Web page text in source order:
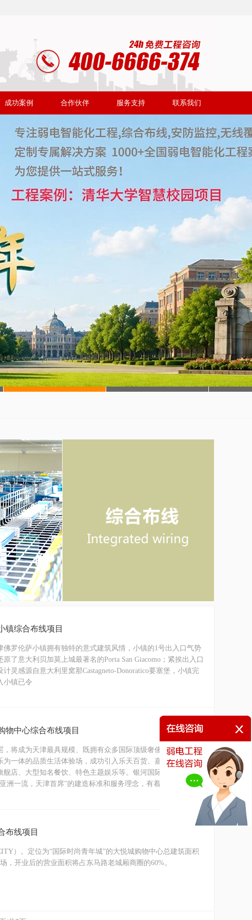
成功案例 合作伙伴 服务支持 联系我们
镇综合布线项目
罗伦萨小镇拥有独特的意式建筑风情，小镇的1号出入口气势
了意大利贝加莫上城最著名的Porta San Giacomo；紧挨出入口
灵感源自意大利里窝那Castagneto-Donoratico要塞堡，小镇完
小镇已令
物中心综合布线项目
将成为天津最具规模、既拥有众多国际顶级奢侈品牌和国内
一体的品质生活体验场，成功引入乐天百货、嘉禾影城和全
店、大型知名餐饮、特色主题娱乐等。银河国际购物中心作
洲一流，天津首席”的建造标准和服务理念，有着超乎想象
布线项目
）。定位为“国际时尚青年城”的大悦城购物中心总建筑面积
，开业后的营业面积将占东马路老城厢商圈的60%。